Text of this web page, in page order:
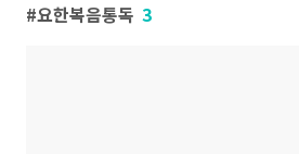
요한복음통독 3